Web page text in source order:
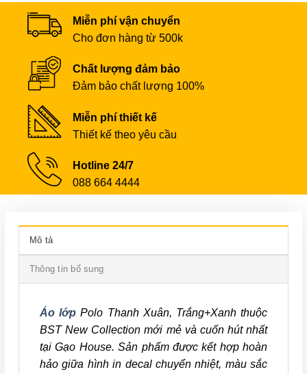
Miễn phí vận chuyển
Cho đơn hàng từ 500k
Chất lượng đảm bảo
Đảm bảo chất lượng 100%
Miễn phí thiết kế
Thiết kế theo yêu cầu
Hotline 24/7
088 664 4444
Mô tả
Thông tin bổ sung
Áo lớp Polo Thanh Xuân, Trắng+Xanh thuộc
BST New Collection mới mẻ và cuốn hút nhất
tại Gạo House. Sản phẩm được kết hợp hoàn
hảo giữa hình in decal chuyển nhiệt, màu sắc